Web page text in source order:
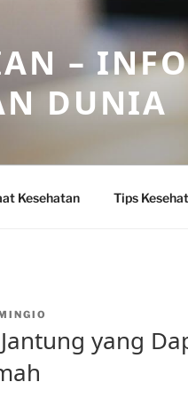
–
DUNIA
Kesehatan Tips
yang